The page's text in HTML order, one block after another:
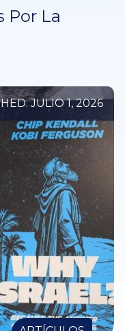
Por La
JULIO 1, 2026